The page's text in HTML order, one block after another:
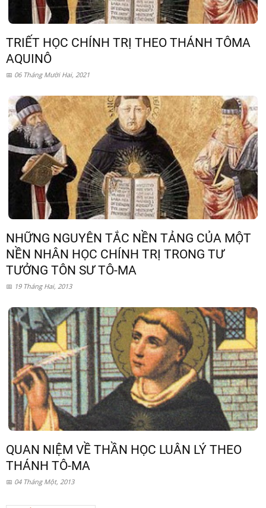
TRIẾT HỌC CHÍNH TRỊ THEO THÁNH TÔMA
AQUINÔ
06 Tháng Mười Hai, 2021
NHỮNG NGUYÊN TẮC NỀN TẢNG CỦA MỘT
NỀN NHÂN HỌC CHÍNH TRỊ TRONG TƯ
TƯỞNG TÔN SƯ TÔ-MA
19 Tháng Hai, 2013
QUAN NIỆM VỀ THẦN HỌC LUÂN LÝ THEO
THÁNH TÔ-MA
04 Tháng Một, 2013